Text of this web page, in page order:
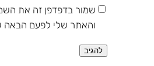
שמור בדפדפן זה את
והאתר שלי לפעם הבאה